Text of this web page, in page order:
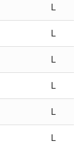
L
L
L
L
L
L